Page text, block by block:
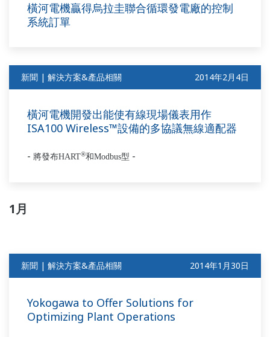
橫河電機贏得烏拉圭聯合循環發電廠的控制
系統訂單
新聞 | 解決方案&產品相關 2014年2月4日
橫河電機開發出能使有線現場儀表用作
ISA100 Wireless™設備的多協議無線適配器
- 將發布HART®和Modbus型 -
1月
新聞 | 解決方案&產品相關 2014年1月30日
Yokogawa to Offer Solutions for
Optimizing Plant Operations